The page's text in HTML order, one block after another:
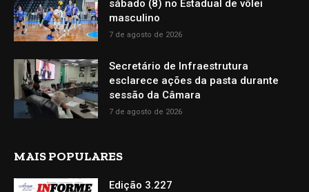
sábado (8) no Estadual de vôlei
masculino
7 de agosto de 2026
Secretário de Infraestrutura
esclarece ações da pasta durante
sessão da Câmara
7 de agosto de 2026
MAIS POPULARES
Edição 3.227